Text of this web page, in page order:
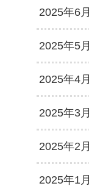
2025年6月
2025年5月
2025年4月
2025年3月
2025年2月
2025年1月